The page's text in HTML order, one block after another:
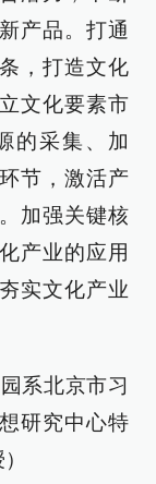
产品。打通
，打造文化
文化要素市
的采集、加
节，激活产
加强关键核
产业的应用
实文化产业
系北京市习
研究中心特